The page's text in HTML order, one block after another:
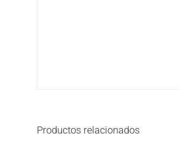
Productos relacionados